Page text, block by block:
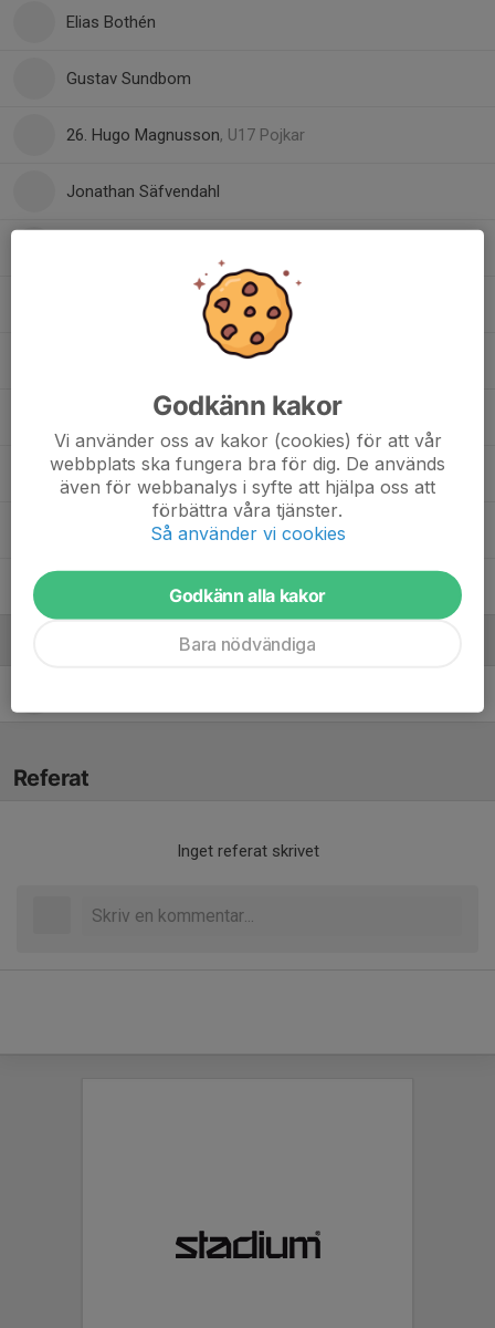
Elias Bothén
Gustav Sundbom
26. Hugo Magnusson, U17 Pojkar
Jonathan Säfvendahl
Melvin Ramström
Vilmer Rehnlund
Vincent Almér
Referat
Inget referat skrivet
Godkänn kakor
Vi använder oss av kakor (cookies) för att vår
webbplats ska fungera bra för dig. De används
även för webbanalys i syfte att hjälpa oss att
förbättra våra tjänster.
Så använder vi cookies
Godkänn alla kakor
Bara nödvändiga